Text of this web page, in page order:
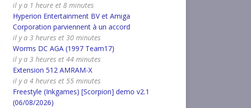
il y a 1 heure et 8 minutes
Hyperion Entertainment BV et Amiga
Corporation parviennent à un accord
il y a 3 heures et 30 minutes
Worms DC AGA (1997 Team17)
il y a 3 heures et 44 minutes
Extension 512 AMRAM-X
il y a 4 heures et 55 minutes
Freestyle (Inkgames) [Scorpion] demo v2.1
(06/08/2026)